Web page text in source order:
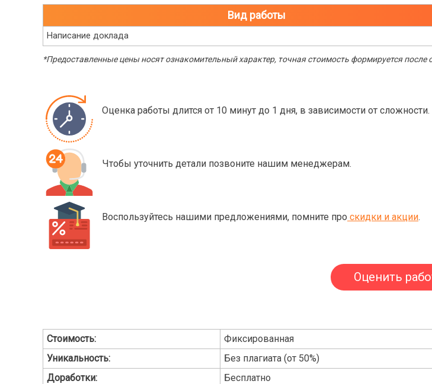
Вид работы
Написание доклада
*Предоставленные цены носят ознакомительный характер, точная стоимость формируется после
Оценка работы длится от 10 минут до 1 дня, в зависимости от сложности.
Чтобы уточнить детали позвоните нашим менеджерам.
Воспользуйтесь нашими предложениями, помните про скидки и акции.
Оценить
Стоимость:
Фиксированная
Уникальность:
Без плагиата (от 50%)
Доработки:
Бесплатно